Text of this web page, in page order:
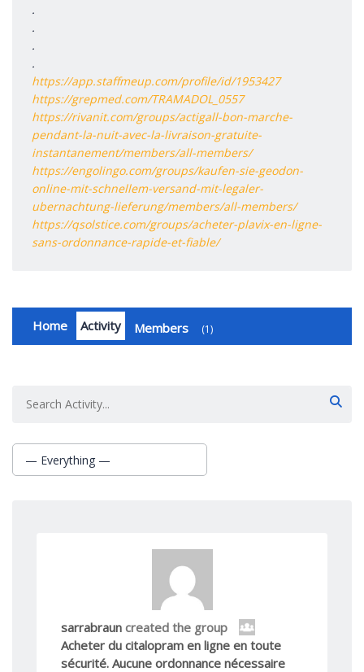
.
.
.
.
https://app.staffmeup.com/profile/id/1953427
https://grepmed.com/TRAMADOL_0557
https://rivanit.com/groups/actigall-bon-marche-
pendant-la-nuit-avec-la-livraison-gratuite-
instantanement/members/all-members/
https://engolingo.com/groups/kaufen-sie-geodon-
online-mit-schnellem-versand-mit-legaler-
ubernachtung-lieferung/members/all-members/
https://qsolstice.com/groups/acheter-plavix-en-ligne-
sans-ordonnance-rapide-et-fiable/
Home Activity Members 1
Activities
Show:
— Everything —
sarrabraun created the group
Acheter du citalopram en ligne en toute
sécurité. Aucune ordonnance nécessaire